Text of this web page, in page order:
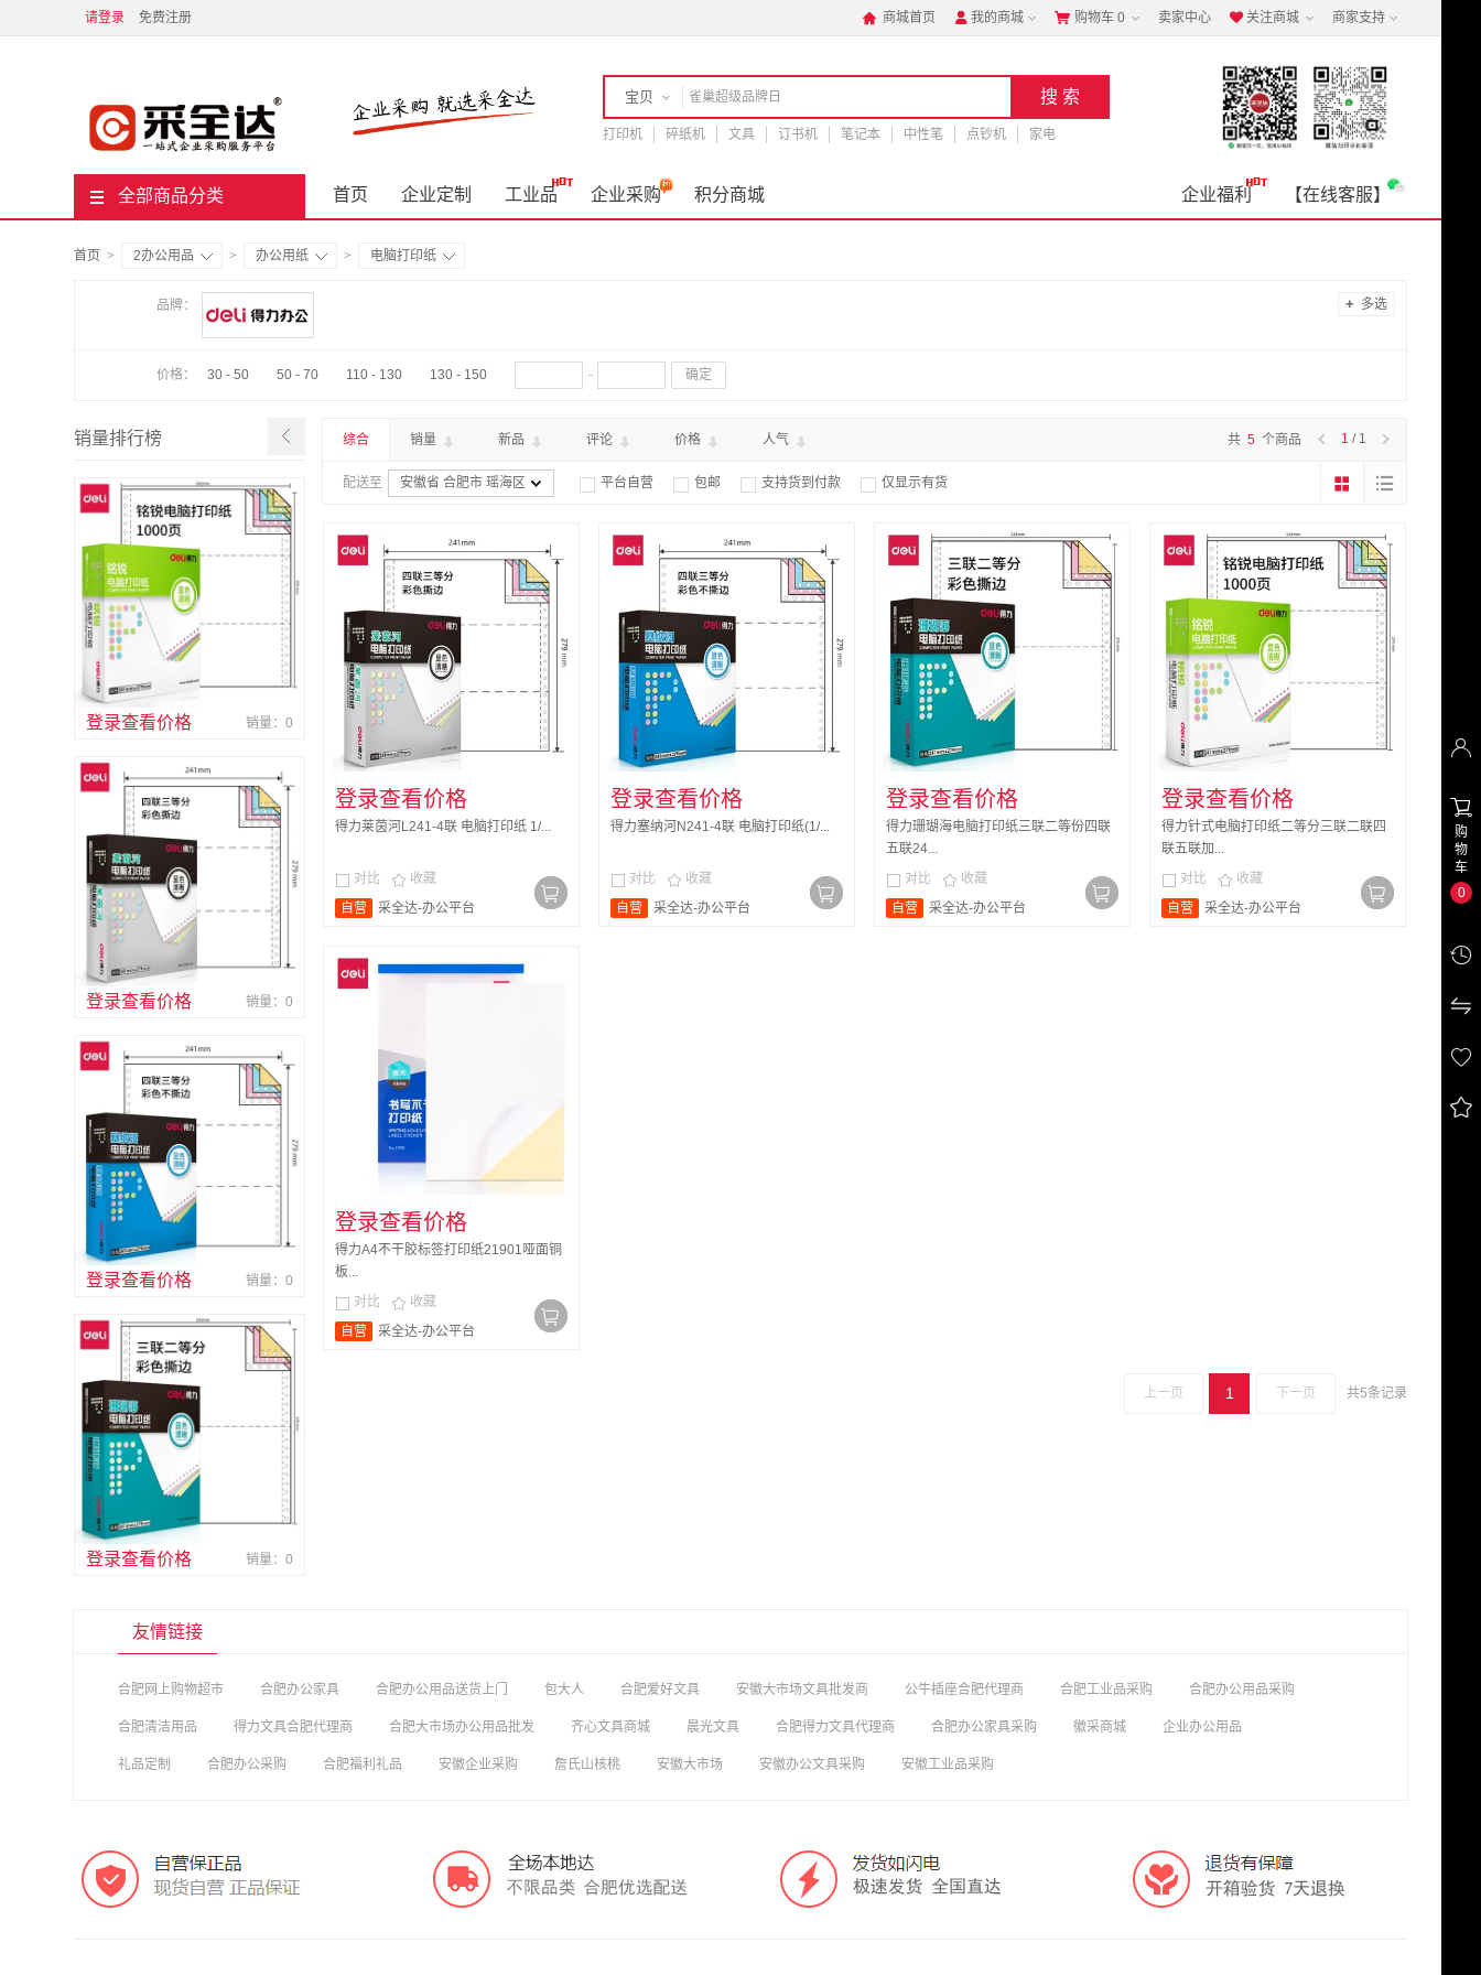
请登录 免费注册  商城首页  我的商城  购物车 0 卖家中心 关注商城 商家支持
宝贝
店铺
打印机 碎纸机 文具 订书机 笔记本 中性笔 点钞机
家电
全部商品分类 首页 企业定制 工业品 企业采购 积分商城 【在线客服】
企业福利
首页 > 2办公用品 > 办公用纸 > 电脑打印纸
品牌： + 多选
价格： 30 - 50 50 - 70 110 - 130 130 - 150 确定
销量排行榜
登录查看价格 销量：0
登录查看价格 销量：0
登录查看价格 销量：0
登录查看价格 销量：0
综合 销量 新品 评论 价格 人气 1 / 1
共 5 个商品
配送至 安徽省 合肥市 瑶海区 平台自营 包邮 支持货到付款 仅显示有货
登录查看价格
得力莱茵河L241-4联 电脑打印纸 1/...
对比  收藏
自营
采全达-办公平台
登录查看价格
得力塞纳河N241-4联 电脑打印纸(1/...
对比  收藏
自营
采全达-办公平台
登录查看价格
得力珊瑚海电脑打印纸三联二等份四联
五联24...
对比  收藏
自营
采全达-办公平台
登录查看价格
得力针式电脑打印纸二等分三联二联四
联五联加...
对比  收藏
自营
采全达-办公平台
登录查看价格
得力A4不干胶标签打印纸21901哑面铜
板...
对比  收藏
自营
采全达-办公平台
共5条记录
上一页 1 下一页


购
物
车
0




友情链接
合肥网上购物超市 合肥办公家具 合肥办公用品送货上门 包大人 合肥爱好文具 安徽大市场文具批发商 公牛插座合肥代理商 合肥工业品采购 合肥办公用品采购
合肥清洁用品 得力文具合肥代理商 合肥大市场办公用品批发 齐心文具商城 晨光文具 合肥得力文具代理商 合肥办公家具采购 徽采商城 企业办公用品
礼品定制 合肥办公采购 合肥福利礼品 安徽企业采购 詹氏山核桃 安徽大市场 安徽办公文具采购 安徽工业品采购